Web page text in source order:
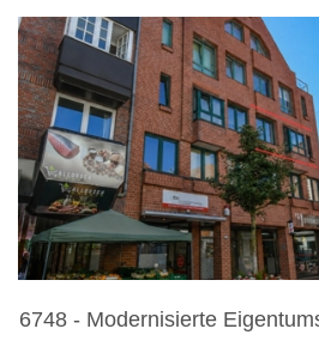
6748 - Modernisierte